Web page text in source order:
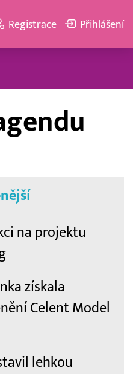
Registrace Přihlášení
na projektu
získala
Celent Model
lehkou